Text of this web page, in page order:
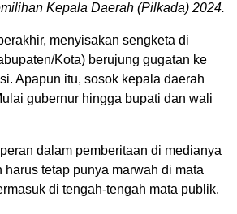
Kepala Daerah (Pilkada) 2024.
menyisakan sengketa di
Kota) berujung gugatan ke
Apapun itu, sosok kepala daerah
gubernur hingga bupati dan wali
dalam pemberitaan di medianya
harus tetap punya marwah di mata
di tengah-tengah mata publik.